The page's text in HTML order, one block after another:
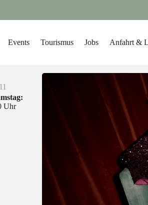
Events Tourismus Jobs Anfahrt &
Uhr